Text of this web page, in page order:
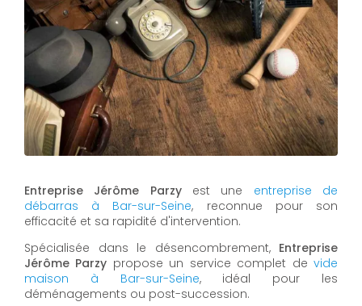
Entreprise Jérôme Parzyest une entreprise de
débarras à Bar-sur-Seine, reconnue pour son
efficacité et sa rapidité d'intervention.
Spécialisée dans le désencombrement, Entreprise
Jérôme Parzy propose un service complet devide
maison à Bar-sur-Seine, idéal pour les
déménagements ou post-succession.